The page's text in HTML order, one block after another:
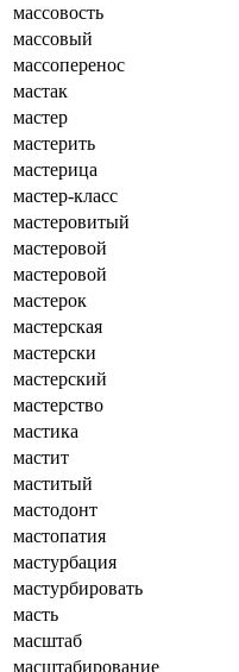
массовость
массовый
массоперенос
мастак
мастер
мастерить
мастерица
мастер-класс
мастеровитый
мастеровой
мастеровой
мастерок
мастерская
мастерски
мастерский
мастерство
мастика
мастит
маститый
мастодонт
мастопатия
мастурбация
мастурбировать
масть
масштаб
масштабирование